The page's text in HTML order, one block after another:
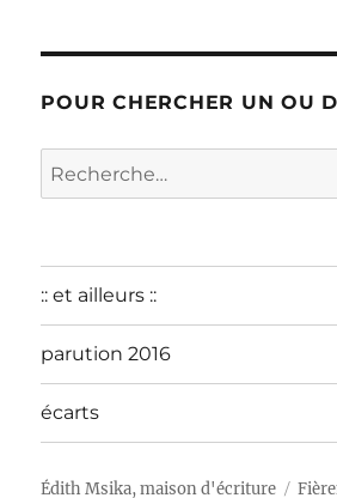
POUR CHERCHER UN OU
Recherche
pour :
:: et ailleurs ::
parution 2016
écarts
Édith Msika, maison d'écriture